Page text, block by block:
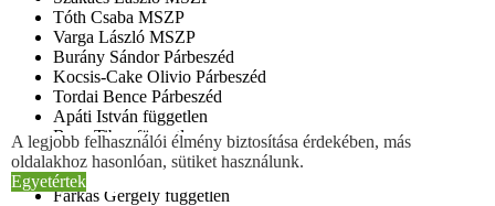
Tóth Csaba MSZP
Varga László MSZP
Burány Sándor Párbeszéd
Kocsis-Cake Olivio Párbeszéd
Tordai Bence Párbeszéd
Apáti István független
Bana Tibor független
Bencsik János független
Dúró Dóra független
Farkas Gergely független
A legjobb felhasználói élmény biztosítása érdekében, más
oldalakhoz hasonlóan, sütiket használunk.
Egyetértek